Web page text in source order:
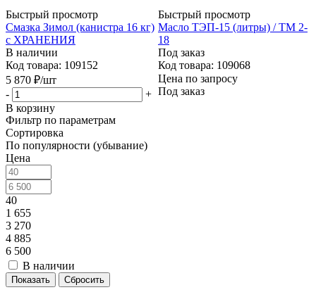
Быстрый просмотр
Смазка Зимол (канистра 16 кг)
с ХРАНЕНИЯ
В наличии
Код товара: 109152
5 870 ₽/шт
-
+
В корзину
Быстрый просмотр
Масло ТЭП-15 (литры) / ТМ 2-
18
Под заказ
Код товара: 109068
Цена по запросу
Под заказ
Фильтр по параметрам
Сортировка
По популярности (убывание)
Цена
40
1 655
3 270
4 885
6 500
В наличии
Сбросить